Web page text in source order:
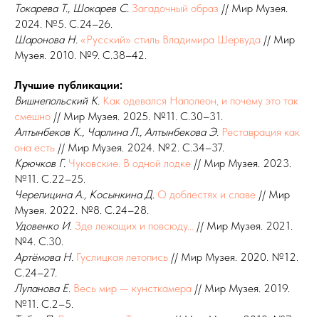
Токарева Т., Шокарев С. Загадочный образ // Мир Музея.
2024. №5. С.24–26.
Шаронова Н. «Русский» стиль Владимира Шервуда // Мир
Музея. 2010. №9. С.38–42.
Лучшие публикации:
Вишнепольский К. Как одевался Наполеон, и почему это так
смешно // Мир Музея. 2025. №11. С.30–31.
Алтынбеков К., Чарлина Л., Алтынбекова Э. Реставрация как
она есть // Мир Музея. 2024. №2. С.34–37.
Крючков Г. Чуковские. В одной лодке // Мир Музея. 2023.
№11. С.22–25.
Черепицина А., Косынкина Д. О доблестях и славе // Мир
Музея. 2022. №8. С.24–28.
Удовенко И. Зде лежащих и повсюду... // Мир Музея. 2021.
№4. С.30.
Артёмова Н. Гуслицкая летопись // Мир Музея. 2020. №12.
С.24–27.
Лупанова Е. Весь мир — кунсткамера // Мир Музея. 2019.
№11. С.2–5.